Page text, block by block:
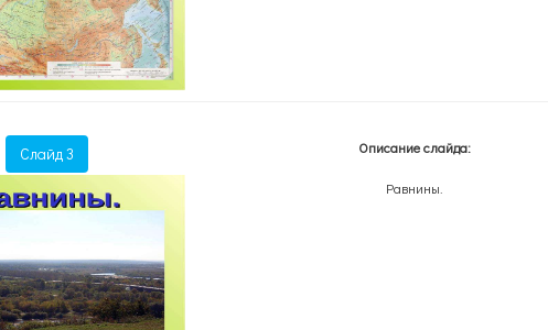
Слайд 3 Описание слайда:
Равнины.